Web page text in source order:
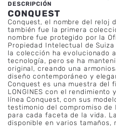
CONQUEST
Conquest, el nombre del reloj
también fue la primera
nombre fue protegido por la
Propiedad Intelectual de
la colección ha evolucionado
tecnología, pero se ha
original, creando una
diseño contemporáneo y
Conquest es una muestra del
LONGINES con el
línea Conquest, con sus
testimonio del compromiso de
para cada faceta de la vida.
disponible en varios tamaños,